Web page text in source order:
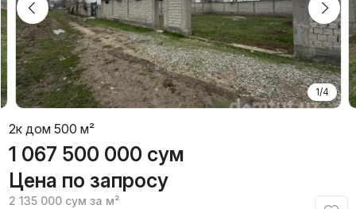
1/4
2к дом 500 м²
1 067 500 000 сум
Цена по запросу
2 135 000 сум за м²